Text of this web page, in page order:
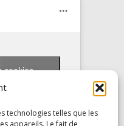
technologies telles que les
appareils. Le fait de
cookies